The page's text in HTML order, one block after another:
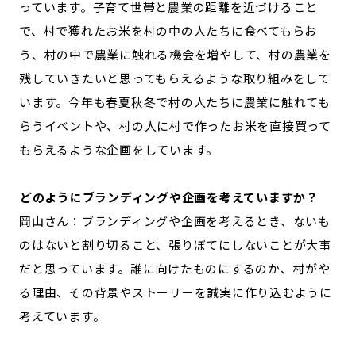
っています。子育て世帯と農業の距離を近づけること
で、村で獲れたお米を村の中の人たちに食べてもらお
う、村の中で農業に触れる機会を増やして、村の農業を
残していきたいと思ってもらえるような取り組みをして
います。今年も春夏秋冬で村の人たちに農業に触れても
らうイベントや、村の人に村で作ったお米を直接買って
もらえるような企画をしています。
―――どのようにブランディングや企画を考えていますか？
岡山さん：ブランディングや企画を考えるとき、ないも
のはないと割り切ること、張りぼてにしないことが大事
だと思っています。誰に向けたものにするのか、村がや
る理由、その背景やストーリーを誠実に作り込むように
考えています。